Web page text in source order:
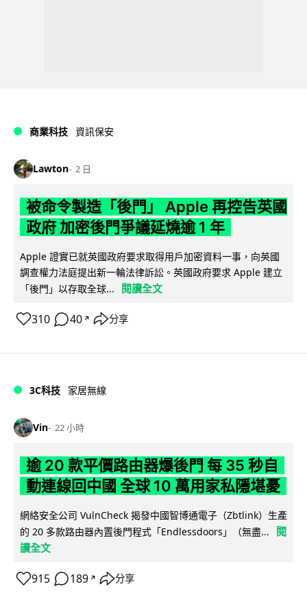
商業科技 資訊保安
Lawton 2 日
被命令製造「後門」 Apple 再控告英國
政府 加密後門爭議延燒逾 1 年
Apple 證實已就英國政府要求取得用戶加密資料一事，向英國
調查權力法庭提出新一輪法律訴訟。英國政府要求 Apple 建立
「後門」以存取全球...
閱讀全文
310 40 ↗ 分享
3C科技 家居無線
Vin 22 小時
逾 20 款平價路由器爆後門 每 35 秒自
動連線回中國 全球 10 萬用家私隱堪憂
網絡安全公司 VulnCheck 揭發中國智博通電子（Zbtlink）生產
的 20 多款路由器內置後門程式「Endlessdoors」（無盡...
閱
讀全文
915 189 ↗ 分享